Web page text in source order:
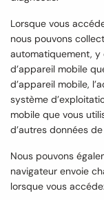
Lorsque vous
nous pouvons
automatiquement, y
d’appareil mobile
d’appareil mobile,
système
mobile que vous
d’autres données
Nous pouvons
navigateur envoie
lorsque vous